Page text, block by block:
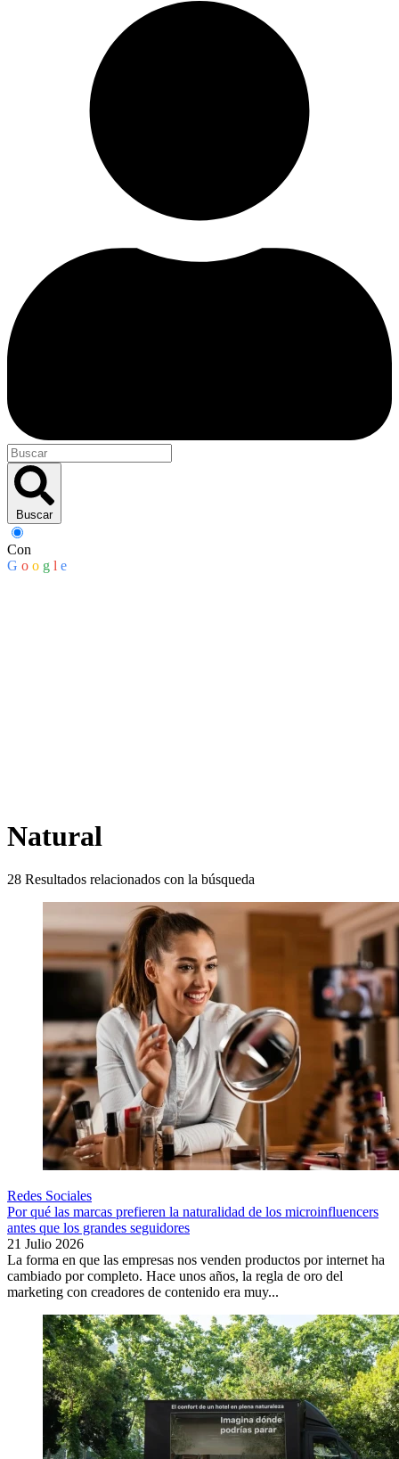
Buscar
Con
G o o g l e
Natural
28 Resultados relacionados con la búsqueda
Redes Sociales
Por qué las marcas prefieren la naturalidad de los microinfluencers
antes que los grandes seguidores
21 Julio 2026
La forma en que las empresas nos venden productos por internet ha
cambiado por completo. Hace unos años, la regla de oro del
marketing con creadores de contenido era muy...